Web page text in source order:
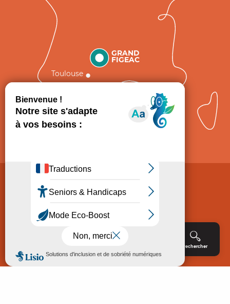
Rechercher
GRAND
FIGEAC
Toulouse
Politique de Protection des données
Consentement
Accessibilité : non conforme